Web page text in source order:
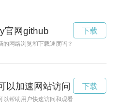
官网github
的网络浏览和下载速度吗？Pigcha Proxy
下载
以加速网站访问
以帮助用户快速访问和观看禁漫的工具，
下载